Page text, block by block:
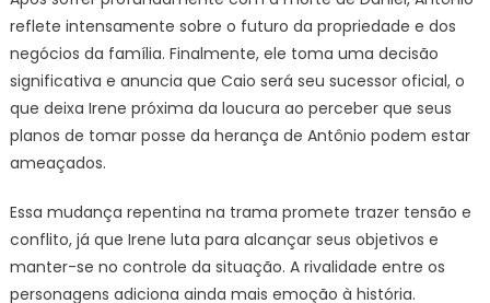
reflete intensamente sobre o futuro da propriedade e dos
negócios da família. Finalmente, ele toma uma decisão
significativa e anuncia que Caio será seu sucessor oficial, o
que deixa Irene próxima da loucura ao perceber que seus
planos de tomar posse da herança de Antônio podem estar
ameaçados.
Essa mudança repentina na trama promete trazer tensão e
conflito, já que Irene luta para alcançar seus objetivos e
manter-se no controle da situação. A rivalidade entre os
personagens adiciona ainda mais emoção à história.